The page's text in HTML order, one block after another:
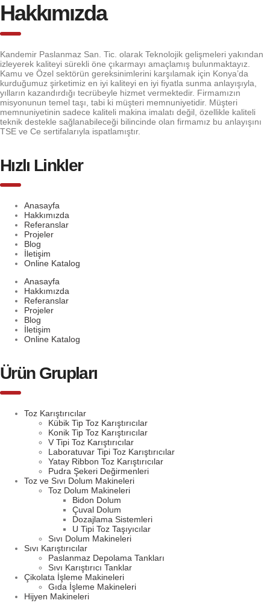
Hakkımızda
Kandemir Paslanmaz San. Tic. olarak Teknolojik gelişmeleri yakından
izleyerek kaliteyi sürekli öne çıkarmayı amaçlamış bulunmaktayız.
Kamu ve Özel sektörün gereksinimlerini karşılamak için Konya’da
kurduğumuz şirketimiz en iyi kaliteyi en iyi fiyatla sunma anlayışıyla,
yılların kazandırdığı tecrübeyle hizmet vermektedir. Firmamızın
misyonunun temel taşı, tabi ki müşteri memnuniyetidir. Müşteri
memnuniyetinin sadece kaliteli makina imalatı değil, özellikle kaliteli
teknik destekle sağlanabileceği bilincinde olan firmamız bu anlayışını
TSE ve Ce sertifalarıyla ispatlamıştır.
Hızlı Linkler
Anasayfa
Hakkımızda
Referanslar
Projeler
Blog
İletişim
Online Katalog
Anasayfa
Hakkımızda
Referanslar
Projeler
Blog
İletişim
Online Katalog
Ürün Grupları
Toz Karıştırıcılar
Kübik Tip Toz Karıştırıcılar
Konik Tip Toz Karıştırıcılar
V Tipi Toz Karıştırıcılar
Laboratuvar Tipi Toz Karıştırıcılar
Yatay Ribbon Toz Karıştırıcılar
Pudra Şekeri Değirmenleri
Toz ve Sıvı Dolum Makineleri
Toz Dolum Makineleri
Bidon Dolum
Çuval Dolum
Dozajlama Sistemleri
U Tipi Toz Taşıyıcılar
Sıvı Dolum Makineleri
Sıvı Karıştırıcılar
Paslanmaz Depolama Tankları
Sıvı Karıştırıcı Tanklar
Çikolata İşleme Makineleri
Gıda İşleme Makineleri
Hijyen Makineleri